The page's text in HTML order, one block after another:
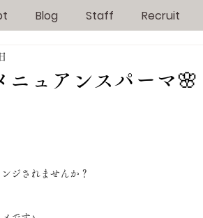
Blog Staff Recruit
ニュアンスパーマ🌸
ジされませんか？